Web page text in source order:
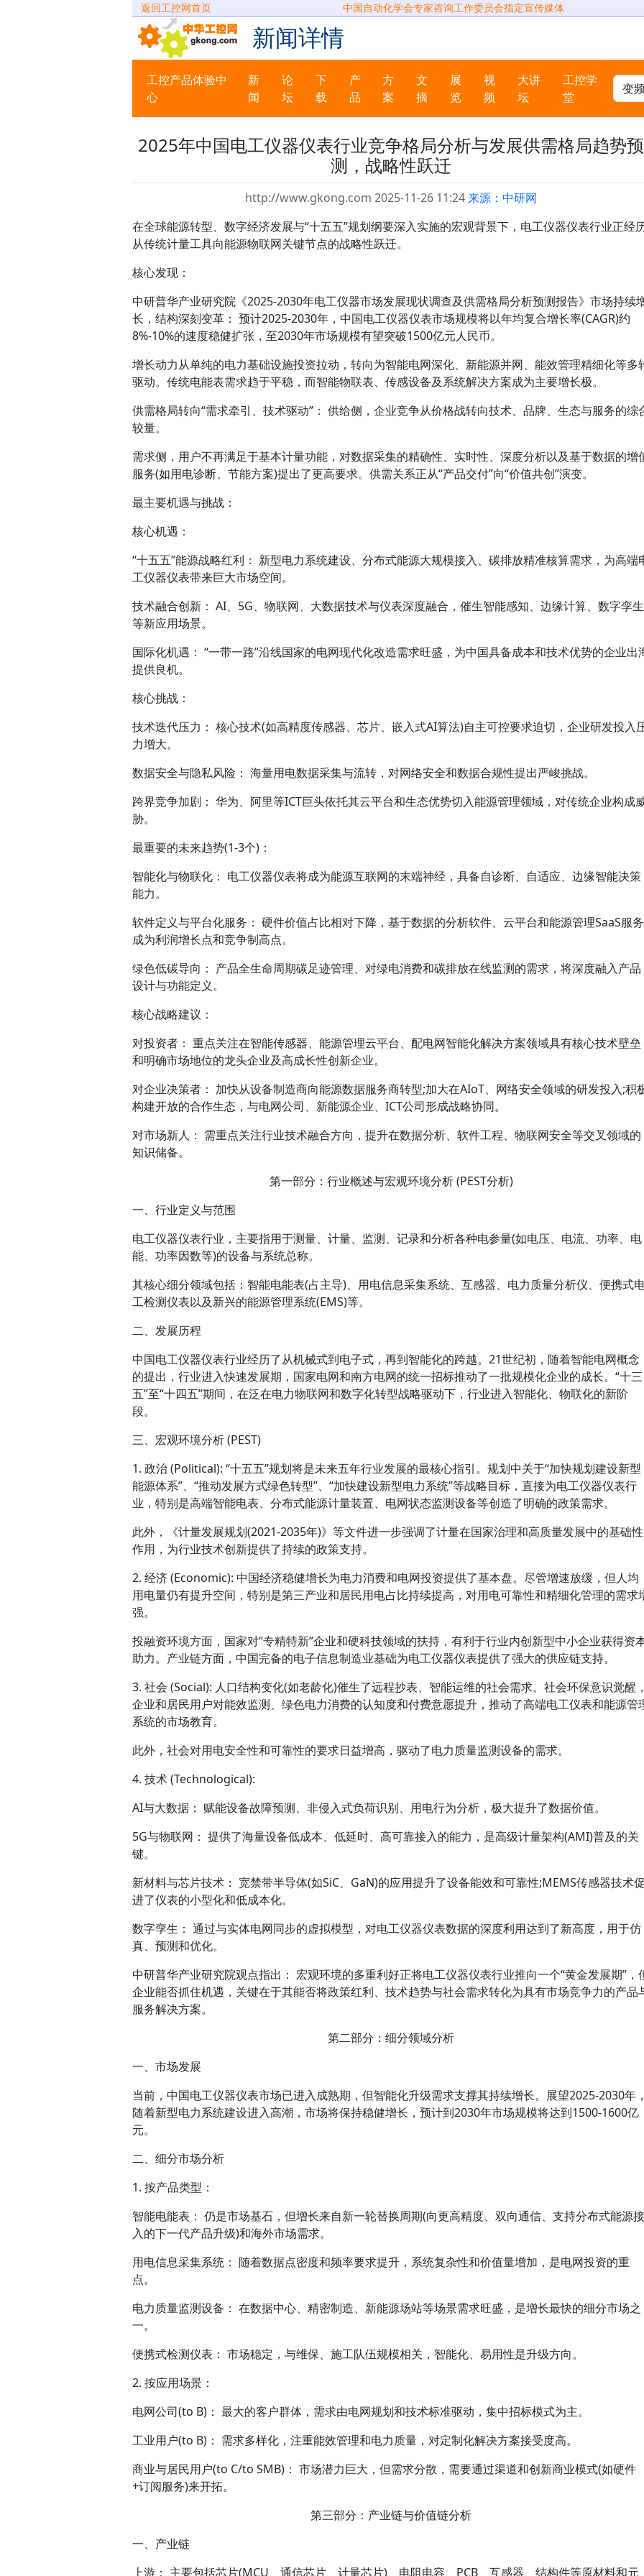
返回工控网首页 中国自动化学会专家咨询工作委员会指定宣传媒体
新闻详情
工控产品体验中
心
新
闻
论
坛
下
载
产
品
方
案
文
摘
展
览
视
频
大讲
坛
工控学
堂
2025年中国电工仪器仪表行业竞争格局分析与发展供需格局趋势预
测，战略性跃迁
http://www.gkong.com 2025-11-26 11:24来源：中研网
在全球能源转型、数字经济发展与“十五五”规划纲要深入实施的宏观背景下，电工仪器仪表行业正经
从传统计量工具向能源物联网关键节点的战略性跃迁。
核心发现：
中研普华产业研究院《2025-2030年电工仪器市场发展现状调查及供需格局分析预测报告》市场持续
长，结构深刻变革： 预计2025-2030年，中国电工仪器仪表市场规模将以年均复合增长率(CAGR)约
8%-10%的速度稳健扩张，至2030年市场规模有望突破1500亿元人民币。
增长动力从单纯的电力基础设施投资拉动，转向为智能电网深化、新能源并网、能效管理精细化等多
驱动。传统电能表需求趋于平稳，而智能物联表、传感设备及系统解决方案成为主要增长极。
供需格局转向“需求牵引、技术驱动”： 供给侧，企业竞争从价格战转向技术、品牌、生态与服务的综
较量。
需求侧，用户不再满足于基本计量功能，对数据采集的精确性、实时性、深度分析以及基于数据的增
服务(如用电诊断、节能方案)提出了更高要求。供需关系正从“产品交付”向“价值共创”演变。
最主要机遇与挑战：
核心机遇：
“十五五”能源战略红利： 新型电力系统建设、分布式能源大规模接入、碳排放精准核算需求，为高端
工仪器仪表带来巨大市场空间。
技术融合创新： AI、5G、物联网、大数据技术与仪表深度融合，催生智能感知、边缘计算、数字孪生
等新应用场景。
国际化机遇： “一带一路”沿线国家的电网现代化改造需求旺盛，为中国具备成本和技术优势的企业出
提供良机。
核心挑战：
技术迭代压力： 核心技术(如高精度传感器、芯片、嵌入式AI算法)自主可控要求迫切，企业研发投入
力增大。
数据安全与隐私风险： 海量用电数据采集与流转，对网络安全和数据合规性提出严峻挑战。
跨界竞争加剧： 华为、阿里等ICT巨头依托其云平台和生态优势切入能源管理领域，对传统企业构成
胁。
最重要的未来趋势(1-3个)：
智能化与物联化： 电工仪器仪表将成为能源互联网的末端神经，具备自诊断、自适应、边缘智能决策
能力。
软件定义与平台化服务： 硬件价值占比相对下降，基于数据的分析软件、云平台和能源管理SaaS服务
成为利润增长点和竞争制高点。
绿色低碳导向： 产品全生命周期碳足迹管理、对绿电消费和碳排放在线监测的需求，将深度融入产品
设计与功能定义。
核心战略建议：
对投资者： 重点关注在智能传感器、能源管理云平台、配电网智能化解决方案领域具有核心技术壁垒
和明确市场地位的龙头企业及高成长性创新企业。
对企业决策者： 加快从设备制造商向能源数据服务商转型;加大在AIoT、网络安全领域的研发投入;积
构建开放的合作生态，与电网公司、新能源企业、ICT公司形成战略协同。
对市场新人： 需重点关注行业技术融合方向，提升在数据分析、软件工程、物联网安全等交叉领域的
知识储备。
第一部分：行业概述与宏观环境分析 (PEST分析)
一、行业定义与范围
电工仪器仪表行业，主要指用于测量、计量、监测、记录和分析各种电参量(如电压、电流、功率、电
能、功率因数等)的设备与系统总称。
其核心细分领域包括：智能电能表(占主导)、用电信息采集系统、互感器、电力质量分析仪、便携式
工检测仪表以及新兴的能源管理系统(EMS)等。
二、发展历程
中国电工仪器仪表行业经历了从机械式到电子式，再到智能化的跨越。21世纪初，随着智能电网概念
的提出，行业进入快速发展期，国家电网和南方电网的统一招标推动了一批规模化企业的成长。“十三
五”至“十四五”期间，在泛在电力物联网和数字化转型战略驱动下，行业进入智能化、物联化的新阶
段。
三、宏观环境分析 (PEST)
1. 政治 (Political): “十五五”规划将是未来五年行业发展的最核心指引。规划中关于“加快规划建设新型
能源体系”、“推动发展方式绿色转型”、“加快建设新型电力系统”等战略目标，直接为电工仪器仪表行
业，特别是高端智能电表、分布式能源计量装置、电网状态监测设备等创造了明确的政策需求。
此外，《计量发展规划(2021-2035年)》等文件进一步强调了计量在国家治理和高质量发展中的基础性
作用，为行业技术创新提供了持续的政策支持。
2. 经济 (Economic): 中国经济稳健增长为电力消费和电网投资提供了基本盘。尽管增速放缓，但人均
用电量仍有提升空间，特别是第三产业和居民用电占比持续提高，对用电可靠性和精细化管理的需求
强。
投融资环境方面，国家对“专精特新”企业和硬科技领域的扶持，有利于行业内创新型中小企业获得资
助力。产业链方面，中国完备的电子信息制造业基础为电工仪器仪表提供了强大的供应链支持。
3. 社会 (Social): 人口结构变化(如老龄化)催生了远程抄表、智能运维的社会需求。社会环保意识觉醒
企业和居民用户对能效监测、绿色电力消费的认知度和付费意愿提升，推动了高端电工仪表和能源管
系统的市场教育。
此外，社会对用电安全性和可靠性的要求日益增高，驱动了电力质量监测设备的需求。
4. 技术 (Technological):
AI与大数据： 赋能设备故障预测、非侵入式负荷识别、用电行为分析，极大提升了数据价值。
5G与物联网： 提供了海量设备低成本、低延时、高可靠接入的能力，是高级计量架构(AMI)普及的关
键。
新材料与芯片技术： 宽禁带半导体(如SiC、GaN)的应用提升了设备能效和可靠性;MEMS传感器技术
进了仪表的小型化和低成本化。
数字孪生： 通过与实体电网同步的虚拟模型，对电工仪器仪表数据的深度利用达到了新高度，用于仿
真、预测和优化。
中研普华产业研究院观点指出： 宏观环境的多重利好正将电工仪器仪表行业推向一个“黄金发展期”，
企业能否抓住机遇，关键在于其能否将政策红利、技术趋势与社会需求转化为具有市场竞争力的产品
服务解决方案。
第二部分：细分领域分析
一、市场发展
当前，中国电工仪器仪表市场已进入成熟期，但智能化升级需求支撑其持续增长。展望2025-2030年
随着新型电力系统建设进入高潮，市场将保持稳健增长，预计到2030年市场规模将达到1500-1600亿
元。
二、细分市场分析
1. 按产品类型：
智能电能表： 仍是市场基石，但增长来自新一轮替换周期(向更高精度、双向通信、支持分布式能源接
入的下一代产品升级)和海外市场需求。
用电信息采集系统： 随着数据点密度和频率要求提升，系统复杂性和价值量增加，是电网投资的重
点。
电力质量监测设备： 在数据中心、精密制造、新能源场站等场景需求旺盛，是增长最快的细分市场之
一。
便携式检测仪表： 市场稳定，与维保、施工队伍规模相关，智能化、易用性是升级方向。
2. 按应用场景：
电网公司(to B)： 最大的客户群体，需求由电网规划和技术标准驱动，集中招标模式为主。
工业用户(to B)： 需求多样化，注重能效管理和电力质量，对定制化解决方案接受度高。
商业与居民用户(to C/to SMB)： 市场潜力巨大，但需求分散，需要通过渠道和创新商业模式(如硬件
+订阅服务)来开拓。
第三部分：产业链与价值链分析
一、产业链
上游： 主要包括芯片(MCU、通信芯片、计量芯片)、电阻电容、PCB、互感器、结构件等原材料和元